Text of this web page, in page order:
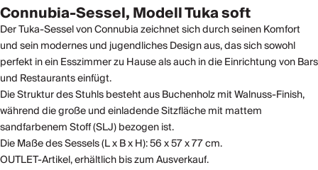
Connubia-Sessel, Modell Tuka soft
Der Tuka-Sessel von Connubia zeichnet sich durch seinen Komfort
und sein modernes und jugendliches Design aus, das sich sowohl
perfekt in ein Esszimmer zu Hause als auch in die Einrichtung von Bars
und Restaurants einfügt.
Die Struktur des Stuhls besteht aus Buchenholz mit Walnuss-Finish,
während die große und einladende Sitzfläche mit mattem
sandfarbenem Stoff (SLJ) bezogen ist.
Die Maße des Sessels (L x B x H): 56 x 57 x 77 cm.
OUTLET-Artikel, erhältlich bis zum Ausverkauf.